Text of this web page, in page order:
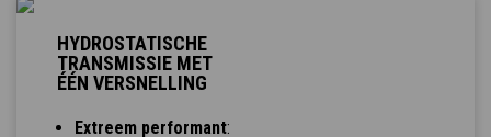
HYDROSTATISCHE
TRANSMISSIE MET
ÉÉN VERSNELLING
Extreem performant: